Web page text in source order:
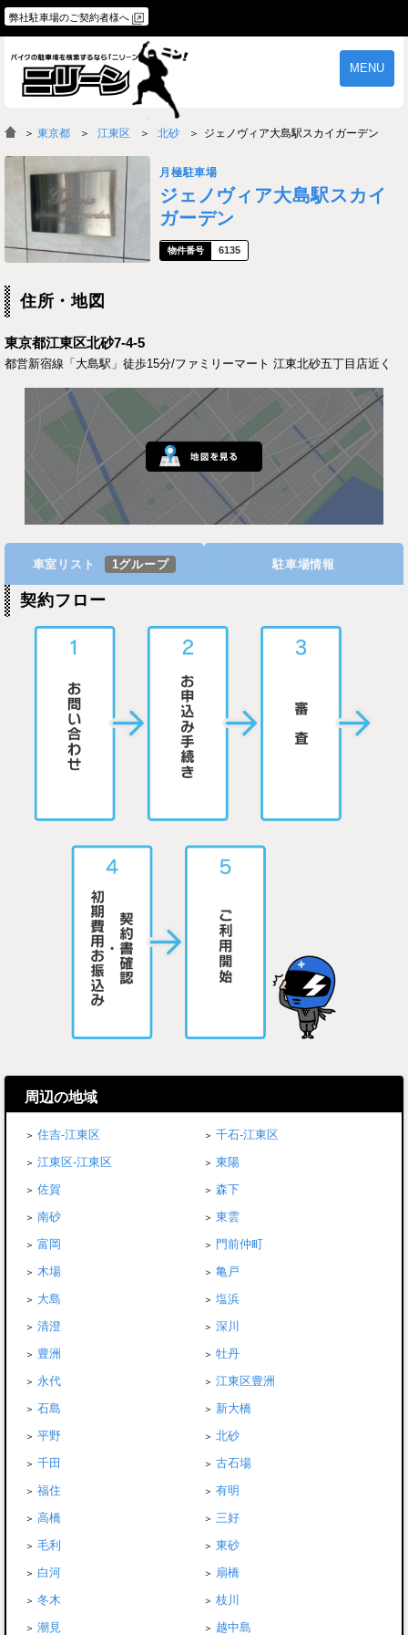
弊社駐車場のご契約者様へ
MENU
物件一覧 ご契約の流れ
＞ 東京都 江東区 北砂 ジェノヴィア大島駅スカイガーデン
月極駐車場
ジェノヴィア大島駅スカイ
ガーデン
6135
住所・地図
東京都江東区北砂7-4-5
都営新宿線「大島駅」徒歩15分/ファミリーマート 江東北砂五丁目店近く
車室リスト 1グループ 駐車場情報
契約フロー
周辺の地域
住吉-江東区
千石-江東区
江東区-江東区
東陽
佐賀
森下
南砂
東雲
富岡
門前仲町
木場
亀戸
大島
塩浜
清澄
深川
豊洲
牡丹
永代
江東区豊洲
石島
新大橋
平野
北砂
千田
古石場
福住
有明
高橋
三好
毛利
東砂
白河
扇橋
冬木
枝川
潮見
越中島